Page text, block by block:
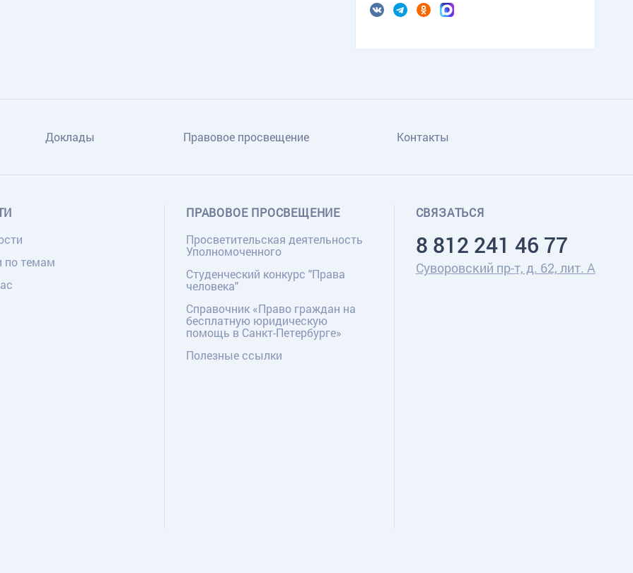
Доклады Правовое просвещение Контакты
СВЯЗАТЬСЯ
8 812 241 46 77
Суворовский пр-т, д. 62, лит. А
по темам
ПРАВОВОЕ ПРОСВЕЩЕНИЕ
Просветительская деятельность
Уполномоченного
Студенческий конкурс "Права
человека"
Справочник «Право граждан на
бесплатную юридическую
помощь в Санкт-Петербурге»
Полезные ссылки